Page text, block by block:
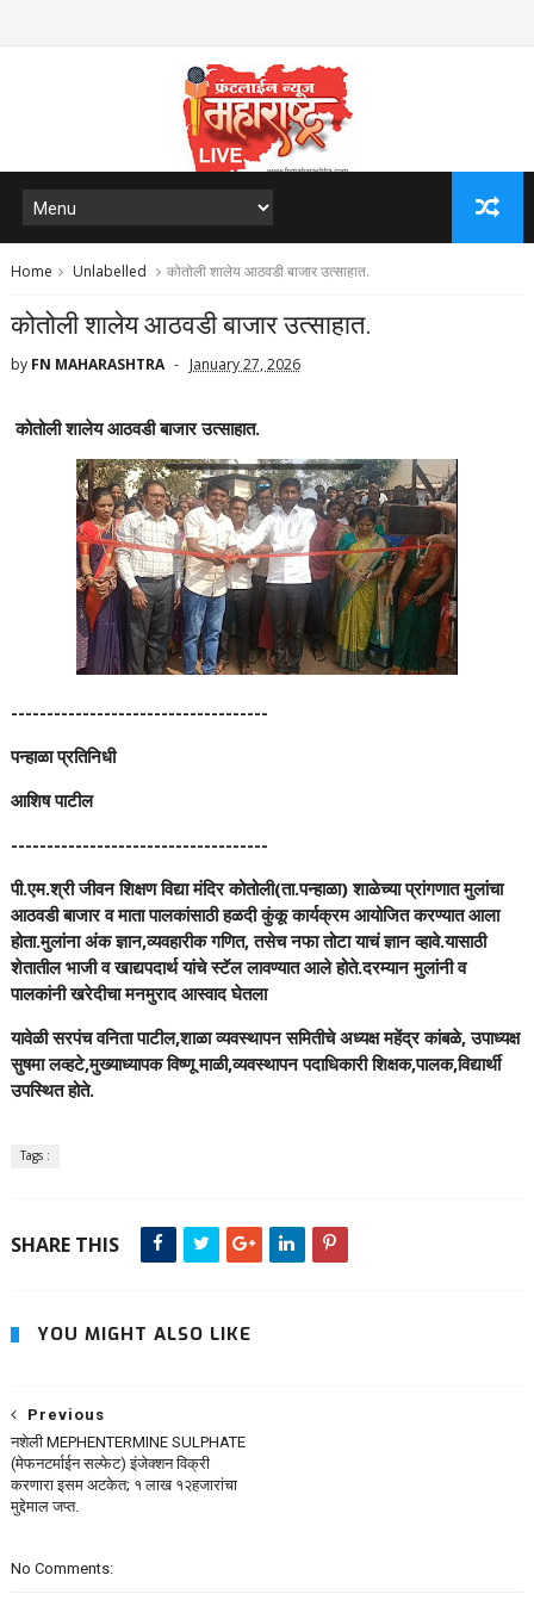
Home Unlabelled कोतोली शालेय आठवडी बाजार उत्साहात.
कोतोली शालेय आठवडी बाजार उत्साहात.
by FN MAHARASHTRA January 27, 2026
कोतोली शालेय आठवडी बाजार उत्साहात.
------------------------------------
पन्हाळा प्रतिनिधी
आशिष पाटील
------------------------------------
पी.एम.श्री जीवन शिक्षण विद्या मंदिर कोतोली(ता.पन्हाळा) शाळेच्या प्रांगणात मुलांचा
आठवडी बाजार व माता पालकांसाठी हळदी कुंकू कार्यक्रम आयोजित करण्यात आला
होता.मुलांना अंक ज्ञान,व्यवहारीक गणित, तसेच नफा तोटा याचं ज्ञान व्हावे.यासाठी
शेतातील भाजी व खाद्यपदार्थ यांचे स्टॅल लावण्यात आले होते.दरम्यान मुलांनी व
पालकांनी खरेदीचा मनमुराद आस्वाद घेतला
यावेळी सरपंच वनिता पाटील,शाळा व्यवस्थापन समितीचे अध्यक्ष महेंद्र कांबळे, उपाध्यक्ष
सुषमा लव्हटे,मुख्याध्यापक विष्णू माळी,व्यवस्थापन पदाधिकारी शिक्षक,पालक,विद्यार्थी
उपस्थित होते.
Tags :
SHARE THIS
YOU MIGHT ALSO LIKE
Previous
नशेली MEPHENTERMINE SULPHATE
(मेफनटर्माईन सल्फेट) इंजेक्शन विक्री
करणारा इसम अटकेत; १ लाख १२हजारांचा
मुद्देमाल जप्त.
No Comments: